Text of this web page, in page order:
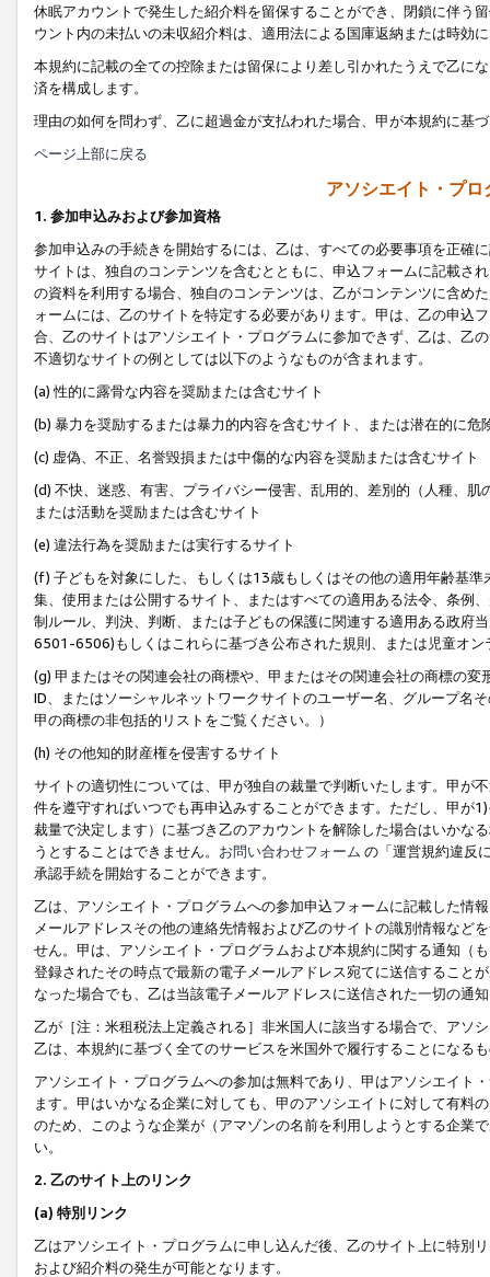
休眠アカウントで発生した紹介料を留保することができ、閉鎖に伴う
ウント内の未払いの未収紹介料は、適用法による国庫返納または時効
本規約に記載の全ての控除または留保により差し引かれたうえで乙に
済を構成します。
理由の如何を問わず、乙に超過金が支払われた場合、甲が本規約に基
ページ上部に戻る
アソシエイト・プ
1. 参加申込みおよび参加資格
参加申込みの手続きを開始するには、乙は、すべての必要事項を正確
サイトは、独自のコンテンツを含むとともに、申込フォームに記載さ
の資料を利用する場合、独自のコンテンツは、乙がコンテンツに含め
ォームには、乙のサイトを特定する必要があります。甲は、乙の申込
合、乙のサイトはアソシエイト・プログラムに参加できず、乙は、乙
不適切なサイトの例としては以下のようなものが含まれます。
(a) 性的に露骨な内容を奨励または含むサイト
(b) 暴力を奨励するまたは暴力的内容を含むサイト、または潜在的に
(c) 虚偽、不正、名誉毀損または中傷的な内容を奨励または含むサイト
(d) 不快、迷惑、有害、プライバシー侵害、乱用的、差別的（人種、
または活動を奨励または含むサイト
(e) 違法行為を奨励または実行するサイト
(f) 子どもを対象にした、もしくは13歳もしくはその他の適用年齢基
集、使用または公開するサイト、またはすべての適用ある法令、条例
制ルール、判決、判断、または子どもの保護に関連する適用ある政府
6501-6506)もしくはこれらに基づき公布された規則、または児童オン
(g) 甲またはその関連会社の商標や、甲またはその関連会社の商標の
ID、またはソーシャルネットワークサイトのユーザー名、グループ名
甲の商標の非包括的リストをご覧ください。）
(h) その他知的財産権を侵害するサイト
サイトの適切性については、甲が独自の裁量で判断いたします。甲が
件を遵守すればいつでも再申込みすることができます。ただし、甲が
裁量で決定します）に基づき乙のアカウントを解除した場合はいかな
うとすることはできません。 お問い合わせフォーム の「運営規約違反
承認手続を開始することができます。
乙は、アソシエイト・プログラムへの参加申込フォームに記載した情
メールアドレスその他の連絡先情報および乙のサイトの識別情報など
せん。甲は、アソシエイト・プログラムおよび本規約に関する通知（
登録されたその時点で最新の電子メールアドレス宛てに送信すること
なった場合でも、乙は当該電子メールアドレスに送信された一切の通
乙が［注：米租税法上定義される］非米国人に該当する場合で、アソ
乙は、本規約に基づく全てのサービスを米国外で履行することになる
アソシエイト・プログラムへの参加は無料であり、甲はアソシエイト
ます。甲はいかなる企業に対しても、甲のアソシエイトに対して有料
のため、このような企業が（アマゾンの名前を利用しようとする企業
い。
2. 乙のサイト上のリンク
(a) 特別リンク
乙はアソシエイト・プログラムに申し込んだ後、乙のサイト上に特別
および紹介料の発生が可能となります。